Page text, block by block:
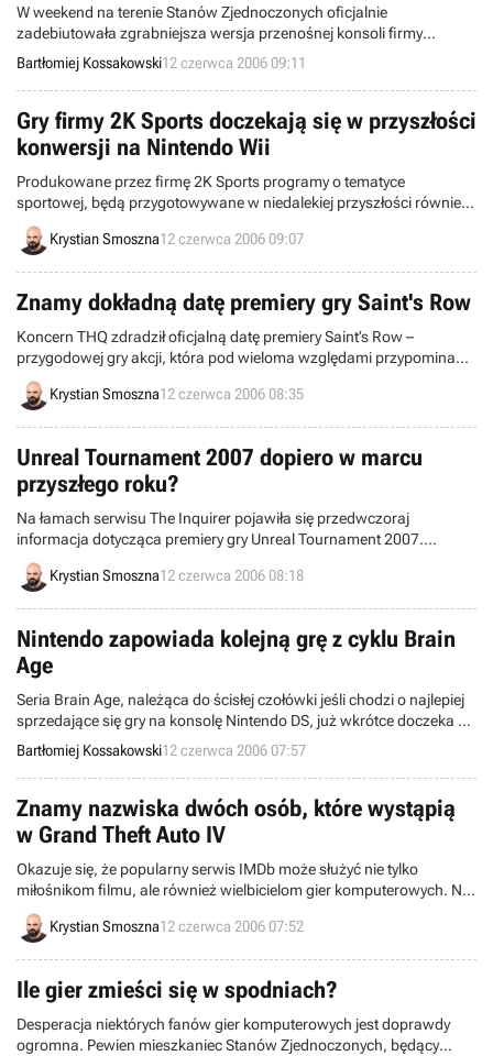
W weekend na terenie Stanów Zjednoczonych oficjalnie
zadebiutowała zgrabniejsza wersja przenośnej konsoli firmy
Nintendo, czyli DS Lite. Setki fanów przybyło do sklepu Nintendo
World Store w Nowym Jorku, aby nabyć swój egzemplarz w
pierwszej kolejności.
Bartłomiej Kossakowski12 czerwca 2006 09:11
Gry firmy 2K Sports doczekają się w przyszłości
konwersji na Nintendo Wii
Produkowane przez firmę 2K Sports programy o tematyce
sportowej, będą przygotowywane w niedalekiej przyszłości również
z myślą o Nintendo Wii. Na pierwszy ogień najprawdopodobniej
pójdzie cykl Major League Baseball 2K, który w tej chwili wydawany
Krystian Smoszna12 czerwca 2006 09:07
Znamy dokładną datę premiery gry Saint's Row
Koncern THQ zdradził oficjalną datę premiery Saint’s Row –
przygodowej gry akcji, która pod wieloma względami przypomina
produkty ze słynnej serii Grand Theft Auto.
Krystian Smoszna12 czerwca 2006 08:35
Unreal Tournament 2007 dopiero w marcu
przyszłego roku?
Na łamach serwisu The Inquirer pojawiła się przedwczoraj
informacja dotycząca premiery gry Unreal Tournament 2007.
Według redaktorów magazynu, ten wielce oczekiwany produkt trafi
na rynek dopiero w marcu 2007 roku.
Krystian Smoszna12 czerwca 2006 08:18
Nintendo zapowiada kolejną grę z cyklu Brain
Age
Seria Brain Age, należąca do ścisłej czołówki jeśli chodzi o najlepiej
sprzedające się gry na konsolę Nintendo DS, już wkrótce doczeka się
kolejnej odsłony. Firma Nintendo zapowiedziała wydanie Common
Sense Training for Adults.
Bartłomiej Kossakowski12 czerwca 2006 07:57
Znamy nazwiska dwóch osób, które wystąpią
w Grand Theft Auto IV
Okazuje się, że popularny serwis IMDb może służyć nie tylko
miłośnikom filmu, ale również wielbicielom gier komputerowych. Na
łamach wspomnianej witryny dokonano aktualizacji strony
poświęconej czwartej odsłonie cyklu Grand Theft Auto i podano
Krystian Smoszna12 czerwca 2006 07:52
Ile gier zmieści się w spodniach?
Desperacja niektórych fanów gier komputerowych jest doprawdy
ogromna. Pewien mieszkaniec Stanów Zjednoczonych, będący